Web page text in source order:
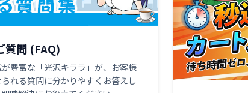
質問 (FAQ)
豊富な「光沢キララ」が、お客様
れる質問に分かりやすくお答えし